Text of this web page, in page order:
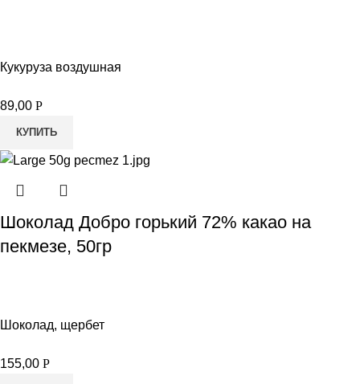
Кукуруза воздушная
89,00 Р
КУПИТЬ
Шоколад Добро горький 72% какао на
пекмезе, 50гр
Шоколад, щербет
155,00 Р